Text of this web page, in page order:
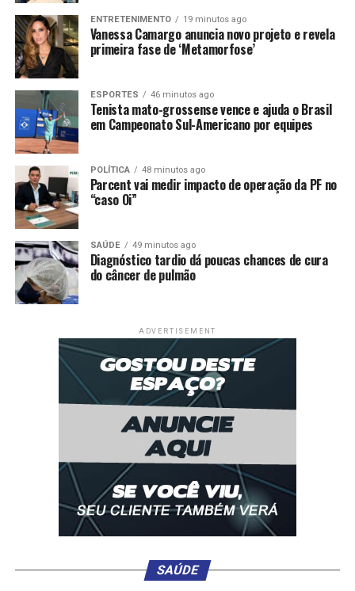
ENTRETENIMENTO 19 minutos ago
Vanessa Camargo anuncia novo projeto e revela
primeira fase de ‘Metamorfose’
ESPORTES 46 minutos ago
Tenista mato-grossense vence e ajuda o Brasil
em Campeonato Sul-Americano por equipes
POLÍTICA 48 minutos ago
Parcent vai medir impacto de operação da PF no
“caso Oi”
SAÚDE 49 minutos ago
Diagnóstico tardio dá poucas chances de cura
do câncer de pulmão
ADVERTISEMENT
SAÚDE